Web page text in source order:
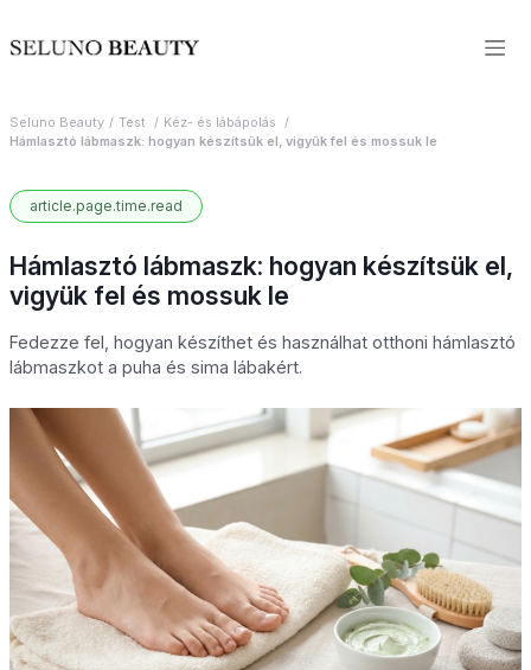
Seluno Beauty Test
Kéz- és lábápolás
Hámlasztó lábmaszk: hogyan készítsük el, vigyük fel és mossuk le
article.page.time.read
Hámlasztó lábmaszk: hogyan készítsük el,
vigyük fel és mossuk le
Fedezze fel, hogyan készíthet és használhat otthoni hámlasztó
lábmaszkot a puha és sima lábakért.